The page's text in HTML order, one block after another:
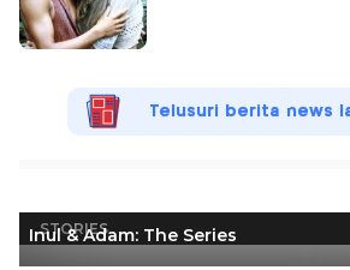
Telusuri berita news